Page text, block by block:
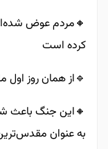
🔸️مردم عوض
کرده است
🔹️از همان روز اول
🔸️این جنگ باعث شد
به عنوان